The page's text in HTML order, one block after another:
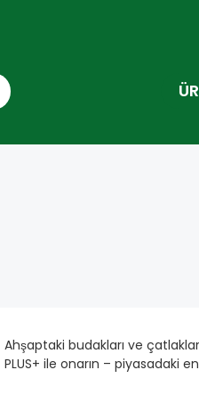
Ahşaptaki budakları ve
PLUS+ ile onarın – piyasadaki